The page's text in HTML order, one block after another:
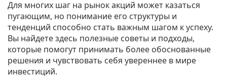
Для многих шаг на рынок акций может казаться
пугающим, но понимание его структуры и
тенденций способно стать важным шагом к успеху.
Вы найдете здесь полезные советы и подходы,
которые помогут принимать более обоснованные
решения и чувствовать себя увереннее в мире
инвестиций.